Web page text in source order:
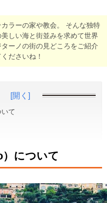
ラーの家や教会。 そんな独特
しい海と街並みを求めて世界
ーノの街の見どころをご紹介
ださいね！
[開く]
て
について